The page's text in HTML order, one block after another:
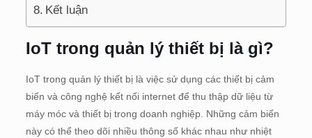
Kết luận
IoT trong quản lý thiết bị là gì?
IoT trong quản lý thiết bị là việc sử dụng các thiết bị cảm
biến và công nghệ kết nối internet để thu thập dữ liệu từ
máy móc và thiết bị trong doanh nghiệp. Những cảm biến
này có thể theo dõi nhiều thông số khác nhau như nhiệt